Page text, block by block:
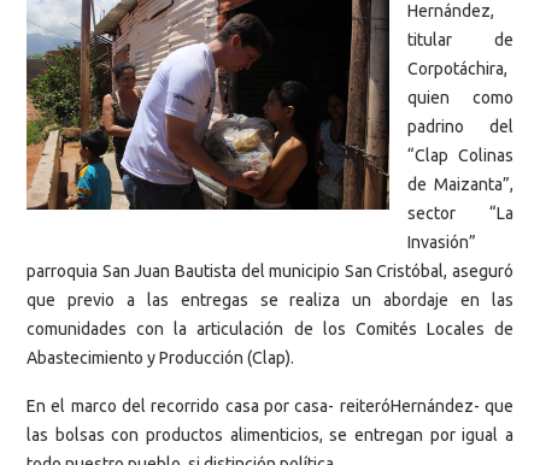
Hernández,
titular de
Corpotáchira,
quien como
padrino del
“Clap Colinas
de Maizanta”,
sector “La
Invasión”
parroquia San Juan Bautista del municipio San Cristóbal, aseguró
que previo a las entregas se realiza un abordaje en las
comunidades con la articulación de los Comités Locales de
Abastecimiento y Producción (Clap).
En el marco del recorrido casa por casa- reiteróHernández- que
las bolsas con productos alimenticios, se entregan por igual a